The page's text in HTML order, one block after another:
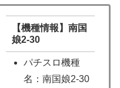
【機種情報】南国
娘2-30
パチスロ機種
名：南国娘2-30